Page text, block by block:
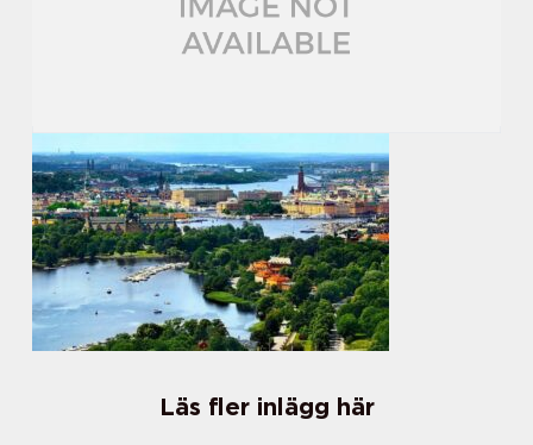
Läs fler inlägg här